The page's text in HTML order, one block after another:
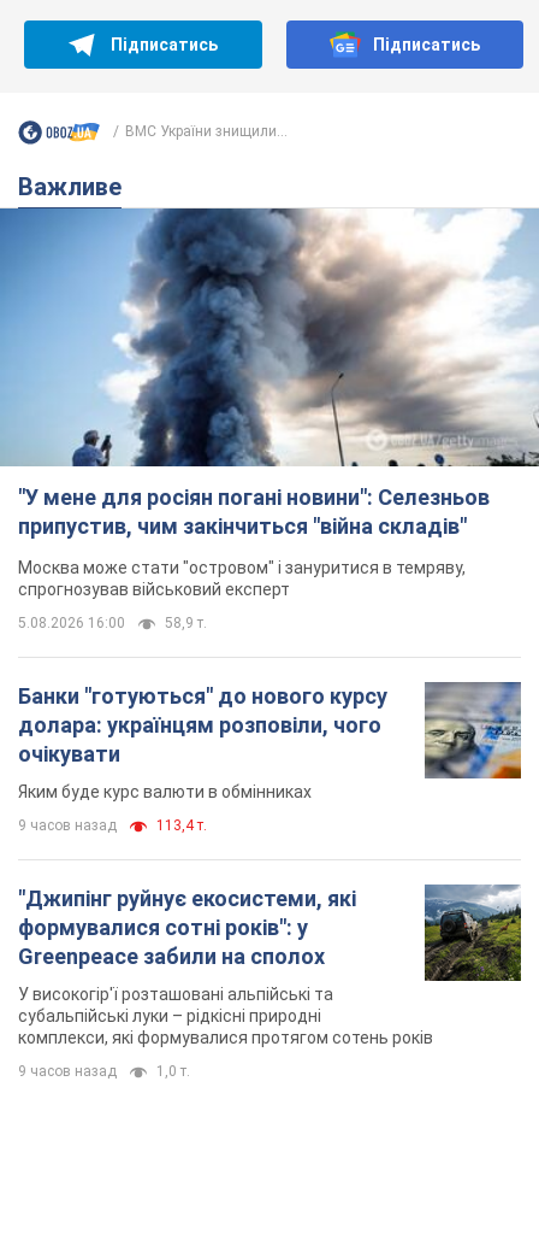
Підписатись Підписатись
ВМС України знищили...
Важливе
"У мене для росіян погані новини": Селезньов
припустив, чим закінчиться "війна складів"
Москва може стати "островом" і зануритися в темряву,
спрогнозував військовий експерт
5.08.2026 16:00 58,9 т.
Банки "готуються" до нового курсу
долара: українцям розповіли, чого
очікувати
Яким буде курс валюти в обмінниках
9 часов назад 113,4 т.
"Джипінг руйнує екосистеми, які
формувалися сотні років": у
Greenpeace забили на сполох
У високогір'ї розташовані альпійські та
субальпійські луки – рідкісні природні
комплекси, які формувалися протягом сотень років
9 часов назад 1,0 т.